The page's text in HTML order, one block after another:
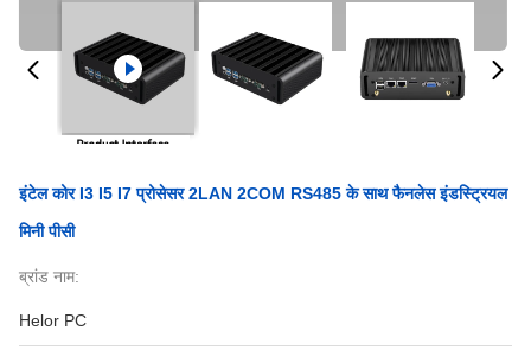
इंटेल कोर I3 I5 I7 प्रोसेसर 2LAN 2COM RS485 के साथ फैनलेस इंडस्ट्रियल
मिनी पीसी
ब्रांड नाम:
Helor PC